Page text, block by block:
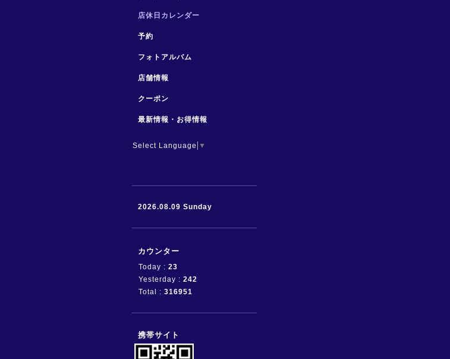
店休日カレンダー
予約
フォトアルバム
店舗情報
クーポン
最新情報・お得情報
Select Language ▼
2026.08.09 Sunday
カウンター
Today : 23
Yesterday : 242
Total : 316951
携帯サイト